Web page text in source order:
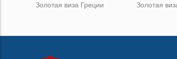
Золотая виза Греции
Золотая